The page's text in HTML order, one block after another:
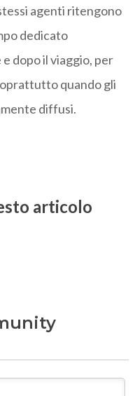
agenti ritengono
dedicato
dopo il viaggio, per
quando gli
diffusi.
articolo